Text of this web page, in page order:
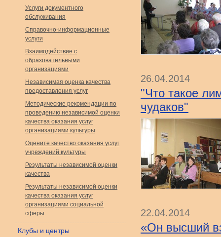
Услуги документного
обслуживания
Справочно-информационные
услуги
Взаимодействие с
образовательными
организациями
Независимая оценка качества
предоставления услуг
Методические рекомендации по
проведению независимой оценки
качества оказания услуг
организациями культуры
Оцените качество оказания услуг
учреждений культуры
Результаты независимой оценки
качества
Результаты независимой оценки
качества оказания услуг
организациями социальной
сферы
Клубы и центры
26.04.2014
"Что такое
чудаков"
22.04.2014
«Он высший